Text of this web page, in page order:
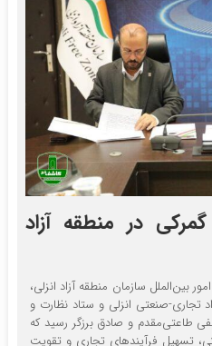
در منطقه آزاد
بین‌الملل سازمان منطقه آزاد انزلی،
تجاری-صنعتی انزلی و ستاد نظارت و
طاعتی‌مقدم و صادق برزگر رسید که
تسهیل فرآیندهای تجاری و تقویت